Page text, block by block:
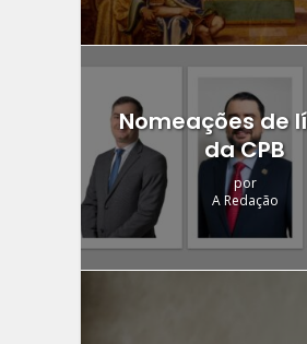
Nomeações de
da CPB
por
A Redação